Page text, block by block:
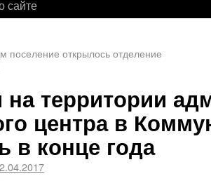
сайте
поселение открылось отделение
на территории
центра в
в конце года